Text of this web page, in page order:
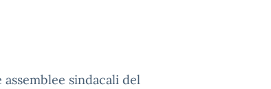
sindacali del